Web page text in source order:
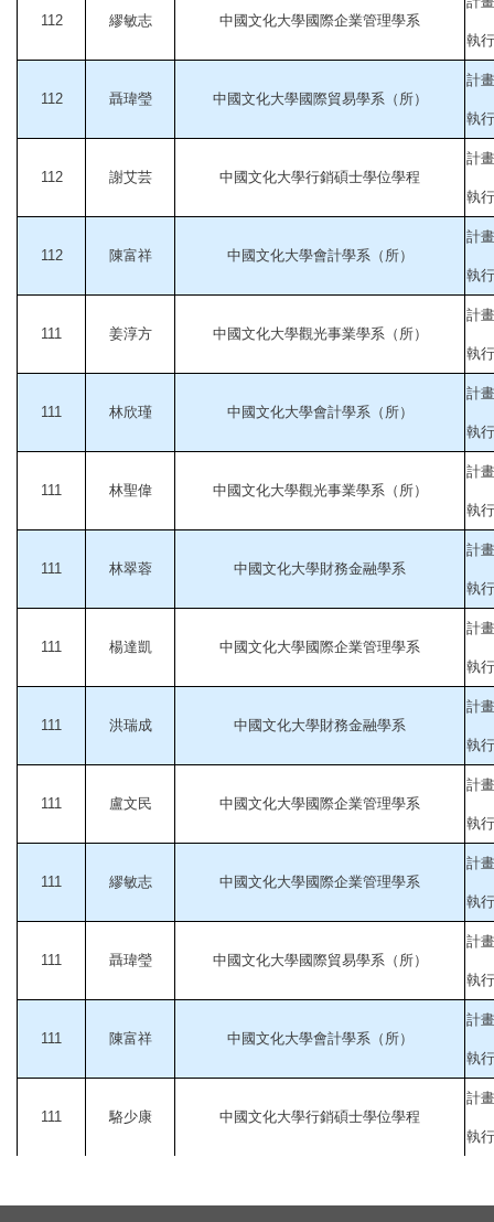
112 繆敏志 中國文化大學國際企業管理學系
執
112 聶瑋瑩 中國文化大學國際貿易學系（所）
計
執
112 謝艾芸 中國文化大學行銷碩士學位學程
計
執
112 陳富祥 中國文化大學會計學系（所）
計
執
111 姜淳方 中國文化大學觀光事業學系（所）
計
執
111 林欣瑾 中國文化大學會計學系（所）
計
執
111 林聖偉 中國文化大學觀光事業學系（所）
計
執
111 林翠蓉 中國文化大學財務金融學系
計
執
111 楊達凱 中國文化大學國際企業管理學系
計
執
111 洪瑞成 中國文化大學財務金融學系
計
執
111 盧文民 中國文化大學國際企業管理學系
計
執
111 繆敏志 中國文化大學國際企業管理學系
計
執
111 聶瑋瑩 中國文化大學國際貿易學系（所）
計
執
111 陳富祥 中國文化大學會計學系（所）
計
執
111 駱少康 中國文化大學行銷碩士學位學程
計
執